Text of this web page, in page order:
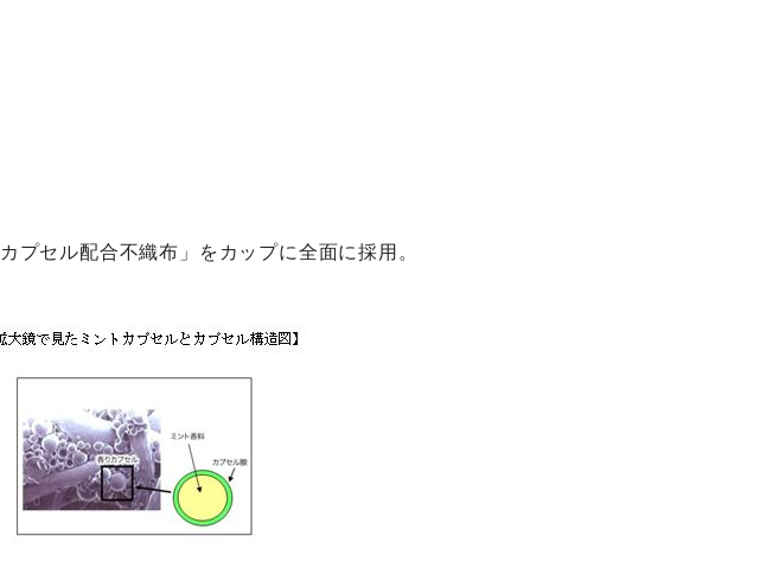
プセル配合不織布」をカップに全面に採用。